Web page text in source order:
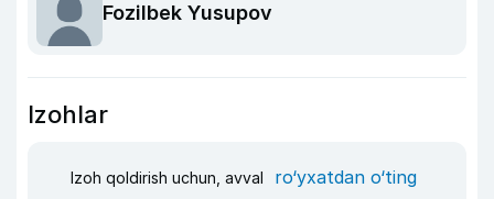
Fozilbek Yusupov
Izohlar
Izoh qoldirish uchun, avval ro‘yxatdan o‘ting